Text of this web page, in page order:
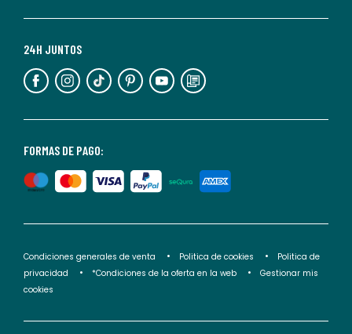
Para
información,
puedes
nuestra
de
privacidad</2>.
FORMAS DE PAGO:
24H JUNTOS
Condiciones generales de venta Politica de cookies
Politica de
privacidad
*Condiciones de la oferta en la web
Gestionar mis
cookies